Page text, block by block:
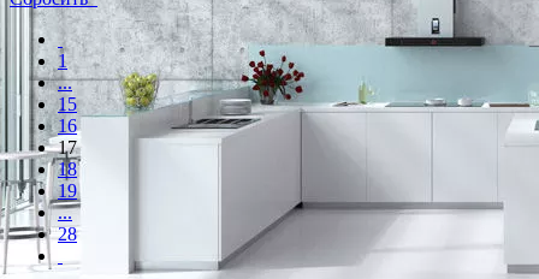
1
...
15
16
17
18
19
...
28